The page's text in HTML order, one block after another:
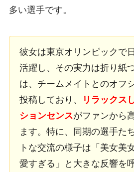
多い選手です。
彼女は東京オリンピックで
活躍し、その実力は折り紙
は、チームメイトとのオフ
投稿しており、
リラックス
ションセンスがファンから
ます。特に、同期の選手た
トな交流の様子は「美女美
愛すぎる」と大きな反響を